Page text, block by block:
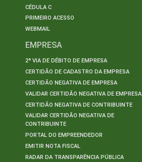
CÉDULA C
PRIMEIRO ACESSO
WEBMAIL
EMPRESA
2ª VIA DE DÉBITO DE EMPRESA
CERTIDÃO DE CADASTRO DA EMPRESA
CERTIDÃO NEGATIVA DE EMPRESA
VALIDAR CERTIDÃO NEGATIVA DE EMPRESA
CERTIDÃO NEGATIVA DE CONTRIBUINTE
VALIDAR CERTIDÃO NEGATIVA DE
CONTRIBUINTE
PORTAL DO EMPREENDEDOR
EMITIR NOTA FISCAL
RADAR DA TRANSPARÊNCIA PÚBLICA